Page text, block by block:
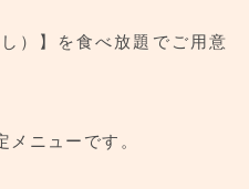
こちら
）】を食べ放題でご用意
メニューです。